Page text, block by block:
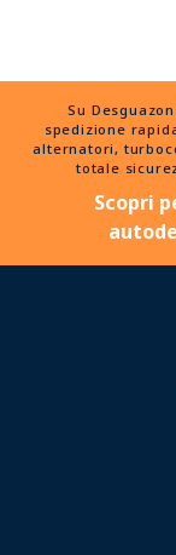
Su
spedizione
alternatori,
totale
Scopri